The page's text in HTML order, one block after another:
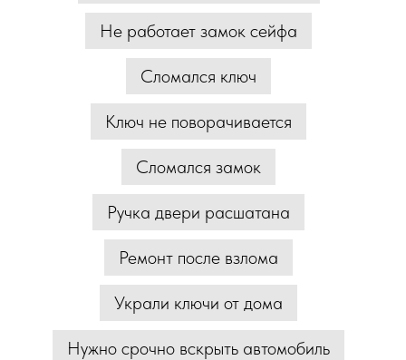
Не работает замок сейфа
Сломался ключ
Ключ не поворачивается
Сломался замок
Ручка двери расшатана
Ремонт после взлома
Украли ключи от дома
Нужно срочно вскрыть автомобиль